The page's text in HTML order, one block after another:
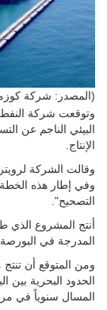
مشروع GTA (المصدر: شركة كوزموس للطاقة)
وتوقعت شركة النفط
البيئي الناجم عن
الإنتاج.
وقالت الشركة
وفي إطار هذه الخطة
التصحيح".
أنتج المشروع
المدرجة في البورصة
ومن المتوقع أن
المسال سنوياً في